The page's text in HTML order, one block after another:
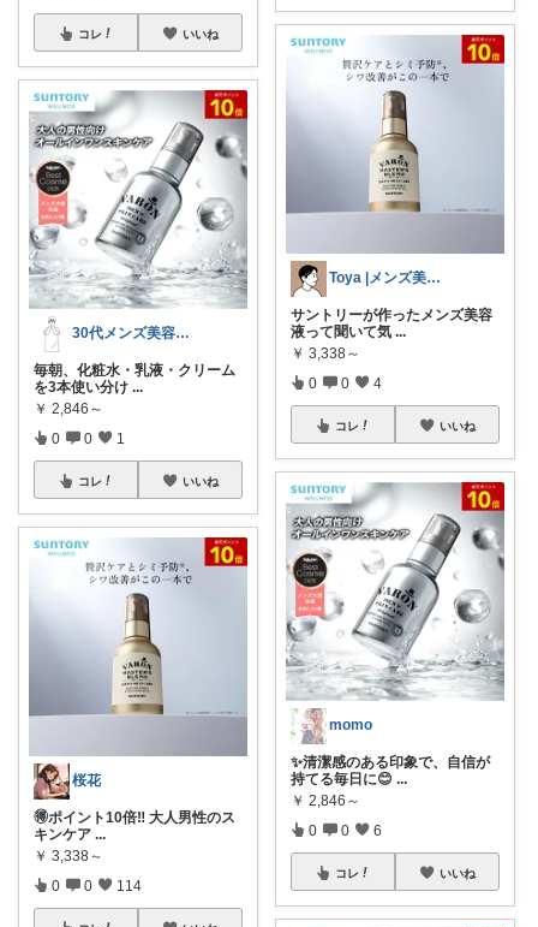
コレ いいね
30代メンズ美容で大人男子へ|masa
毎朝、化粧水・乳液・クリーム
を3本使い分け ...
￥ 2,846～
0 0 1
コレ いいね
桜花
🉐ポイント10倍‼️ 大人男性のス
キンケア ...
￥ 3,338～
0 0 114
Toya |メンズ美容×垢抜け
サントリーが作ったメンズ美容
液って聞いて気 ...
￥ 3,338～
0 0 4
コレ いいね
momo
✨清潔感のある印象で、自信が
持てる毎日に😊 ...
￥ 2,846～
0 0 6
コレ いいね